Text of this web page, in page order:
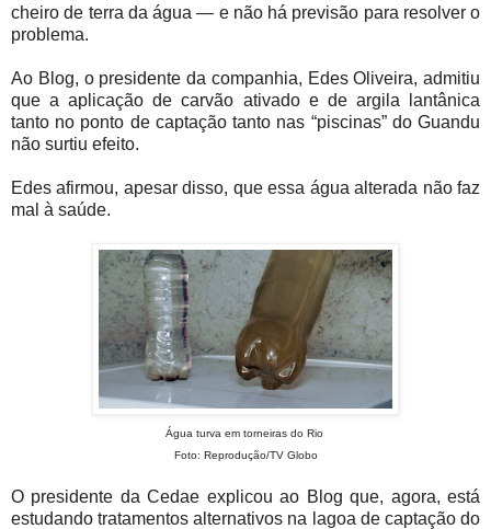
cheiro de terra da água — e não há previsão para resolver o
problema.
Ao Blog, o presidente da companhia, Edes Oliveira, admitiu
que a aplicação de carvão ativado e de argila lantânica
tanto no ponto de captação tanto nas “piscinas” do Guandu
não surtiu efeito.
Edes afirmou, apesar disso, que essa água alterada não faz
mal à saúde.
Água turva em torneiras do Rio
Foto: Reprodução/TV Globo
O presidente da Cedae explicou ao Blog que, agora, está
estudando tratamentos alternativos na lagoa de captação do